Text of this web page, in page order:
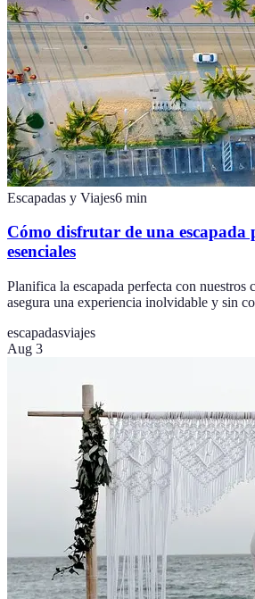
Escapadas y Viajes6 min
Cómo disfrutar de una escapada
esenciales
Planifica la escapada perfecta con nuestros
asegura una experiencia inolvidable y sin
escapadasviajes
Aug 3